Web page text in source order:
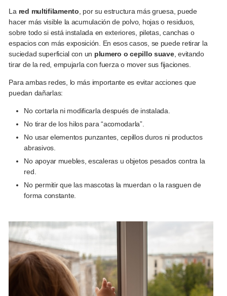
La red multifilamento , por su estructura más gruesa, puede
hacer más visible la acumulación de polvo, hojas o residuos,
sobre todo si está instalada en exteriores, piletas, canchas o
espacios con más exposición. En esos casos, se puede retirar la
suciedad superficial con un plumero o cepillo suave, evitando
tirar de la red, empujarla con fuerza o mover sus fijaciones.
Para ambas redes, lo más importante es evitar acciones que
puedan dañarlas:
No cortarla ni modificarla después de instalada.
No tirar de los hilos para “acomodarla”.
No usar elementos punzantes, cepillos duros ni productos
abrasivos.
No apoyar muebles, escaleras u objetos pesados contra la
red.
No permitir que las mascotas la muerdan o la rasguen de
forma constante.